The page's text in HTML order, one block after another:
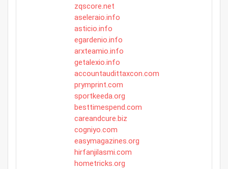
zqscore.net
aseleraio.info
asticio.info
egardenio.info
arxteamio.info
getalexio.info
accountaudittaxcon.com
prymprint.com
sportkeeda.org
besttimespend.com
careandcure.biz
cogniyo.com
easymagazines.org
hirfanjilasmi.com
hometricks.org